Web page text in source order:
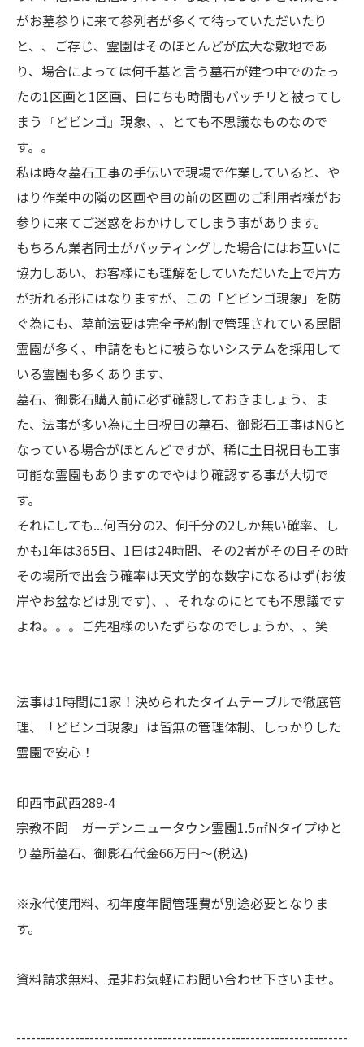
がお墓参りに来て参列者が多くて待っていただいたり
と、、ご存じ、霊園はそのほとんどが広大な敷地であ
り、場合によっては何千基と言う墓石が建つ中でのたっ
たの1区画と1区画、日にちも時間もバッチリと被ってし
まう『どビンゴ』現象、、とても不思議なものなので
す。。
私は時々墓石工事の手伝いで現場で作業していると、や
はり作業中の隣の区画や目の前の区画のご利用者様がお
参りに来てご迷惑をおかけしてしまう事があります。
もちろん業者同士がバッティングした場合にはお互いに
協力しあい、お客様にも理解をしていただいた上で片方
が折れる形にはなりますが、この「どビンゴ現象」を防
ぐ為にも、墓前法要は完全予約制で管理されている民間
霊園が多く、申請をもとに被らないシステムを採用して
いる霊園も多くあります、
墓石、御影石購入前に必ず確認しておきましょう、ま
た、法事が多い為に土日祝日の墓石、御影石工事はNGと
なっている場合がほとんどですが、稀に土日祝日も工事
可能な霊園もありますのでやはり確認する事が大切で
す。
それにしても...何百分の2、何千分の2しか無い確率、し
かも1年は365日、1日は24時間、その2者がその日その時
その場所で出会う確率は天文学的な数字になるはず(お彼
岸やお盆などは別です)、、それなのにとても不思議です
よね。。。ご先祖様のいたずらなのでしょうか、、笑
法事は1時間に1家！決められたタイムテーブルで徹底管
理、「どビンゴ現象」は皆無の管理体制、しっかりした
霊園で安心！
印西市武西289-4
宗教不問 ガーデンニュータウン霊園1.5㎡Nタイプゆと
り墓所墓石、御影石代金66万円～(税込)
※永代使用料、初年度年間管理費が別途必要となりま
す。
資料請求無料、是非お気軽にお問い合わせ下さいませ。
--------------------------------------------------------------------